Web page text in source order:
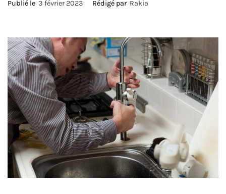
Publié le 3 février 2023 Rédigé par Rakia